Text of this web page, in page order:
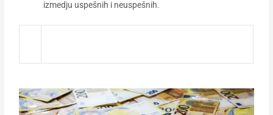
izmedju uspešnih i neuspešnih.